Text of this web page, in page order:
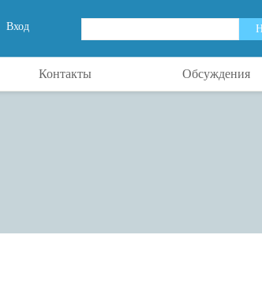
Вход
Контакты Обсуждения